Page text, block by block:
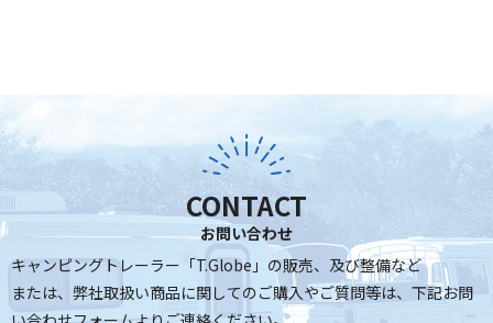
CONTACT
お問い合わせ
キャンピングトレーラー「T.Globe」の販売、及び整備など
または、弊社取扱い商品に関してのご購入やご質問等は、 下記お問